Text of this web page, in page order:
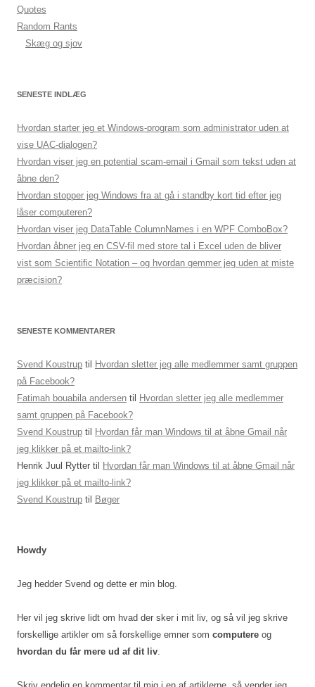
Quotes
Random Rants
Skæg og sjov
SENESTE INDLÆG
Hvordan starter jeg et Windows-program som administrator uden at
vise UAC-dialogen?
Hvordan viser jeg en potential scam-email i Gmail som tekst uden at
åbne den?
Hvordan stopper jeg Windows fra at gå i standby kort tid efter jeg
låser computeren?
Hvordan viser jeg DataTable ColumnNames i en WPF ComboBox?
Hvordan åbner jeg en CSV-fil med store tal i Excel uden de bliver
vist som Scientific Notation – og hvordan gemmer jeg uden at miste
præcision?
SENESTE KOMMENTARER
Svend Koustrup til
Hvordan sletter jeg alle medlemmer samt gruppen
på Facebook?
Fatimah bouabila andersen til
Hvordan sletter jeg alle medlemmer
samt gruppen på Facebook?
Svend Koustrup til
Hvordan får man Windows til at åbne Gmail når
jeg klikker på et mailto-link?
Henrik Juul Rytter til
Hvordan får man Windows til at åbne Gmail når
jeg klikker på et mailto-link?
Svend Koustrup til Bøger
Howdy
Jeg hedder Svend og dette er min blog.
Her vil jeg skrive lidt om hvad der sker i mit liv, og så vil jeg skrive
forskellige artikler om så forskellige emner som computere og
hvordan du får mere ud af dit liv